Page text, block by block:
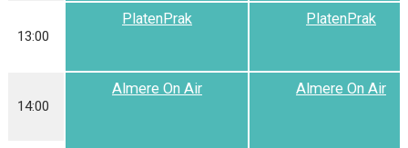
13:00
PlatenPrak PlatenPrak
14:00
Almere On Air Almere On Air